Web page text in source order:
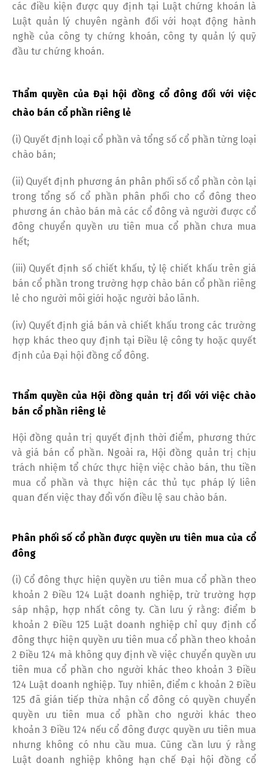
các điều kiện được quy định tại Luật chứng khoán là
Luật quản lý chuyên ngành đối với hoạt động hành
nghề của công ty chứng khoán, công ty quản lý quỹ
đầu tư chứng khoán.
Thẩm quyền của Đại hội đồng cổ đông đối với việc
chào bán cổ phần riêng lẻ
(i) Quyết định loại cổ phần và tổng số cổ phần từng loại
chào bán;
(ii) Quyết định phương án phân phối số cổ phần còn lại
trong tổng số cổ phần phân phối cho cổ đông theo
phương án chào bán mà các cổ đông và người được cổ
đông chuyển quyền ưu tiên mua cổ phần chưa mua
hết;
(iii) Quyết định số chiết khấu, tỷ lệ chiết khấu trên giá
bán cổ phần trong trường hợp chào bán cổ phần riêng
lẻ cho người môi giới hoặc người bảo lãnh.
(iv) Quyết định giá bán và chiết khấu trong các trường
hợp khác theo quy định tại Điều lệ công ty hoặc quyết
định của Đại hội đồng cổ đông.
Thẩm quyền của Hội đồng quản trị đối với việc chào
bán cổ phần riêng lẻ
Hội đồng quản trị quyết định thời điểm, phương thức
và giá bán cổ phần. Ngoài ra, Hội đồng quản trị chịu
trách nhiệm tổ chức thực hiện việc chào bán, thu tiền
mua cổ phần và thực hiện các thủ tục pháp lý liên
quan đến việc thay đổi vốn điều lệ sau chào bán.
Phân phối số cổ phần được quyền ưu tiên mua của cổ
đông
(i) Cổ đông thực hiện quyền ưu tiên mua cổ phần theo
khoản 2 Điều 124 Luật doanh nghiệp, trừ trường hợp
sáp nhập, hợp nhất công ty. Cần lưu ý rằng: điểm b
khoản 2 Điều 125 Luật doanh nghiệp chỉ quy định cổ
đông thực hiện quyền ưu tiên mua cổ phần theo khoản
2 Điều 124 mà không quy định về việc chuyển quyền ưu
tiên mua cổ phần cho người khác theo khoản 3 Điều
124 Luật doanh nghiệp. Tuy nhiên, điểm c khoản 2 Điều
125 đã gián tiếp thừa nhận cổ đông có quyền chuyển
quyền ưu tiên mua cổ phần cho người khác theo
khoản 3 Điều 124 nếu cổ đông được quyền ưu tiên mua
nhưng không có nhu cầu mua. Cũng cần lưu ý rằng
Luật doanh nghiệp không hạn chế Đại hội đồng cổ
English Tiếng Việt